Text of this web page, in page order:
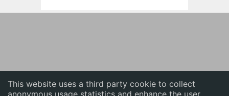
This website uses a third party cookie to collect
anonymous usage statistics and enhance the user